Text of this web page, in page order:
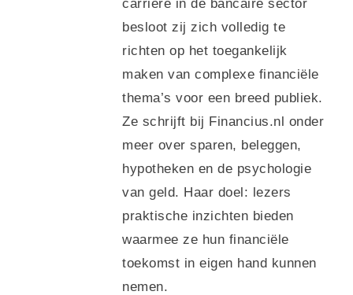
carrière in de bancaire sector
besloot zij zich volledig te
richten op het toegankelijk
maken van complexe financiële
thema’s voor een breed publiek.
Ze schrijft bij Financius.nl onder
meer over sparen, beleggen,
hypotheken en de psychologie
van geld. Haar doel: lezers
praktische inzichten bieden
waarmee ze hun financiële
toekomst in eigen hand kunnen
nemen.